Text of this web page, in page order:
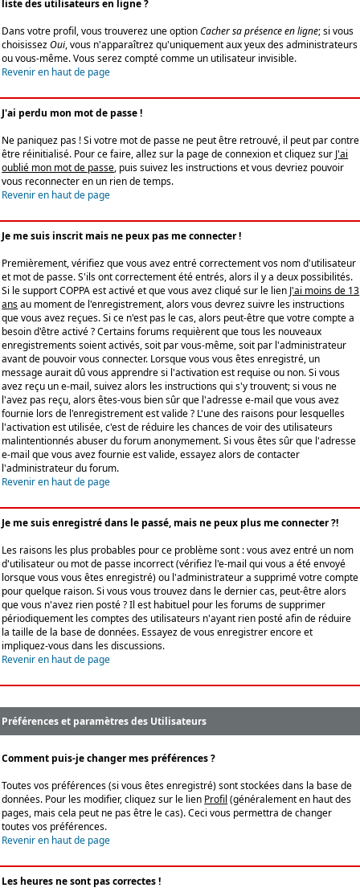
liste des utilisateurs en ligne ?
Dans votre profil, vous trouverez une optionCacher sa présence en ligne; si vous
choisissezOui, vous n'apparaîtrez qu'uniquement aux yeux des administrateurs
ou vous-même. Vous serez compté comme un utilisateur invisible.
Revenir en haut de page
J'ai perdu mon mot de passe !
Ne paniquez pas ! Si votre mot de passe ne peut être retrouvé, il peut par contre
être réinitialisé. Pour ce faire, allez sur la page de connexion et cliquez sur J'ai
oublié mon mot de passe, puis suivez les instructions et vous devriez pouvoir
vous reconnecter en un rien de temps.
Revenir en haut de page
Je me suis inscrit mais ne peux pas me connecter !
Premièrement, vérifiez que vous avez entré correctement vos nom d'utilisateur
et mot de passe. S'ils ont correctement été entrés, alors il y a deux possibilités.
Si le support COPPA est activé et que vous avez cliqué sur le lien J'ai moins de 13
ansau moment de l'enregistrement, alors vous devrez suivre les instructions
que vous avez reçues. Si ce n'est pas le cas, alors peut-être que votre compte a
besoin d'être activé ? Certains forums requièrent que tous les nouveaux
enregistrements soient activés, soit par vous-même, soit par l'administrateur
avant de pouvoir vous connecter. Lorsque vous vous êtes enregistré, un
message aurait dû vous apprendre si l'activation est requise ou non. Si vous
avez reçu un e-mail, suivez alors les instructions qui s'y trouvent; si vous ne
l'avez pas reçu, alors êtes-vous bien sûr que l'adresse e-mail que vous avez
fournie lors de l'enregistrement est valide ? L'une des raisons pour lesquelles
l'activation est utilisée, c'est de réduire les chances de voir des utilisateurs
malintentionnés abuser du forum anonymement. Si vous êtes sûr que l'adresse
e-mail que vous avez fournie est valide, essayez alors de contacter
l'administrateur du forum.
Revenir en haut de page
Je me suis enregistré dans le passé, mais ne peux plus me connecter ?!
Les raisons les plus probables pour ce problème sont : vous avez entré un nom
d'utilisateur ou mot de passe incorrect (vérifiez l'e-mail qui vous a été envoyé
lorsque vous vous êtes enregistré) ou l'administrateur a supprimé votre compte
pour quelque raison. Si vous vous trouvez dans le dernier cas, peut-être alors
que vous n'avez rien posté ? Il est habituel pour les forums de supprimer
périodiquement les comptes des utilisateurs n'ayant rien posté afin de réduire
la taille de la base de données. Essayez de vous enregistrer encore et
impliquez-vous dans les discussions.
Revenir en haut de page
Préférences et paramètres des Utilisateurs
Comment puis-je changer mes préférences ?
Toutes vos préférences (si vous êtes enregistré) sont stockées dans la base de
données. Pour les modifier, cliquez sur le lien Profil (généralement en haut des
pages, mais cela peut ne pas être le cas). Ceci vous permettra de changer
toutes vos préférences.
Revenir en haut de page
Les heures ne sont pas correctes !